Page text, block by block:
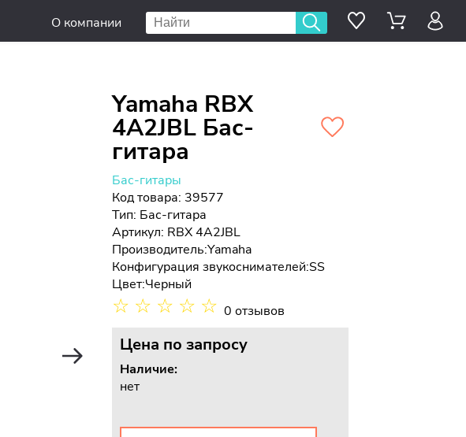
О компании
Yamaha RBX
4A2JBL Бас-
гитара
Бас-гитары
Код товара: 39577
Тип: Бас-гитара
Артикул: RBX 4A2JBL
Производитель:Yamaha
Конфигурация звукоснимателей:SS
Цвет:Черный
☆ ☆ ☆ ☆ ☆ 0 отзывов
Цена по запросу
Наличие:
нет